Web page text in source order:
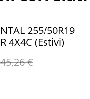
255/50R19
107V XL FR 4X4C (Estivi)
€